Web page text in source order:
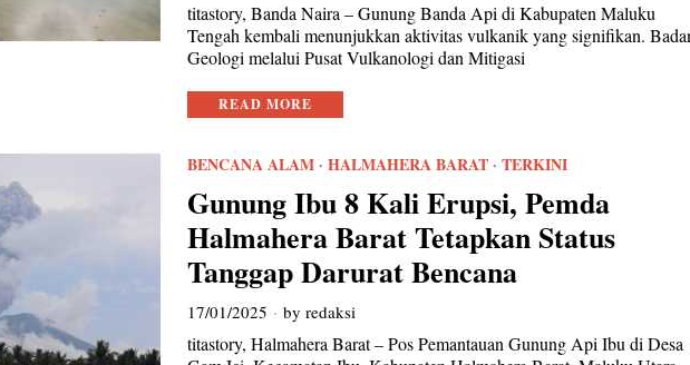
titastory, Banda Naira – Gunung Banda Api di Kabupaten Maluku
Tengah kembali menunjukkan aktivitas vulkanik yang signifikan.
Geologi melalui Pusat Vulkanologi dan Mitigasi
READ MORE
BENCANA ALAM· HALMAHERA BARAT· TERKINI
Gunung Ibu 8 Kali Erupsi, Pemda
Halmahera Barat Tetapkan Status
Tanggap Darurat Bencana
17/01/2025 byredaksi
titastory, Halmahera Barat – Pos Pemantauan Gunung Api Ibu di Desa